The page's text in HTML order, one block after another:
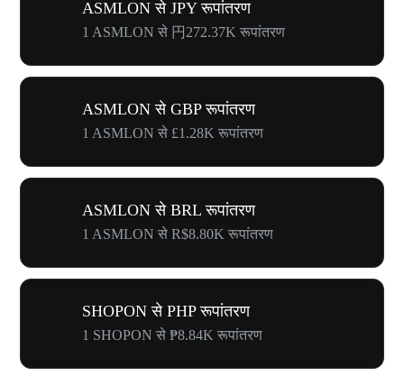
ASMLON से JPY रूपांतरण
1 ASMLON से 円272.37K रूपांतरण
ASMLON से GBP रूपांतरण
1 ASMLON से £1.28K रूपांतरण
ASMLON से BRL रूपांतरण
1 ASMLON से R$8.80K रूपांतरण
SHOPON से PHP रूपांतरण
1 SHOPON से ₱8.84K रूपांतरण